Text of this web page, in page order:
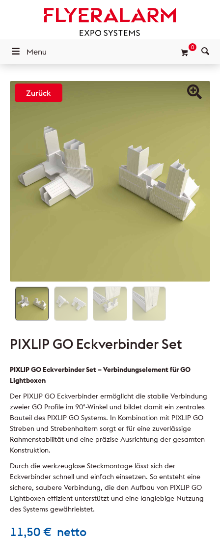
0
Menu
Zurück
PIXLIP GO Eckverbinder Set
11,50 € netto
PIXLIP GO Eckverbinder Set – Verbindungselement für GO
Lightboxen
Der PIXLIP GO Eckverbinder ermöglicht die stabile Verbindung
zweier GO Profile im 90°-Winkel und bildet damit ein zentrales
Bauteil des PIXLIP GO Systems. In Kombination mit PIXLIP GO
Streben und Strebenhaltern sorgt er für eine zuverlässige
Rahmenstabilität und eine präzise Ausrichtung der gesamten
Konstruktion.
Durch die werkzeuglose Steckmontage lässt sich der
Eckverbinder schnell und einfach einsetzen. So entsteht eine
sichere, saubere Verbindung, die den Aufbau von PIXLIP GO
Lightboxen effizient unterstützt und eine langlebige Nutzung
des Systems gewährleistet.